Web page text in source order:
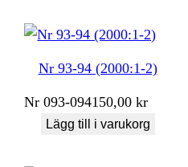
Nr 93-94 (2000:1-2)
Nr 093-094150,00kr
Lägg till i varukorg